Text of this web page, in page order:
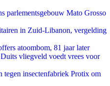
parlementsgebouw Mato Grosso
in Zuid-Libanon, vergelding
atoombom, 81 jaar later
vliegveld voedt vrees voor
insectenfabriek Protix om